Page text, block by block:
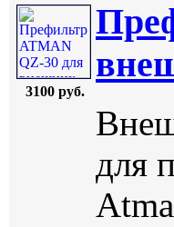
3100 руб.
для